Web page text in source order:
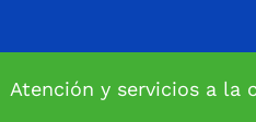
Atención y servicios a la